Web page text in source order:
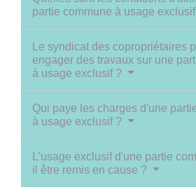
partie commune à usage
Le syndicat des copropriétaires
engager des travaux sur une
à usage exclusif ?
Qui paye les charges d'une
à usage exclusif ?
L'usage exclusif d'une partie
il être remis en cause ?